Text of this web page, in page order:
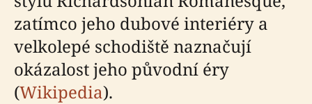
zatímco jeho dubové interiéry a
velkolepé schodiště naznačují
okázalost jeho původní éry
(Wikipedia).